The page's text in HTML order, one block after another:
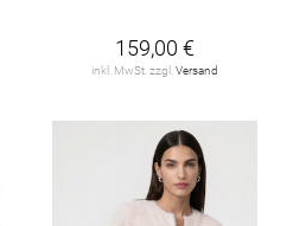
159,00 €
inkl. MwSt. zzgl. Versand